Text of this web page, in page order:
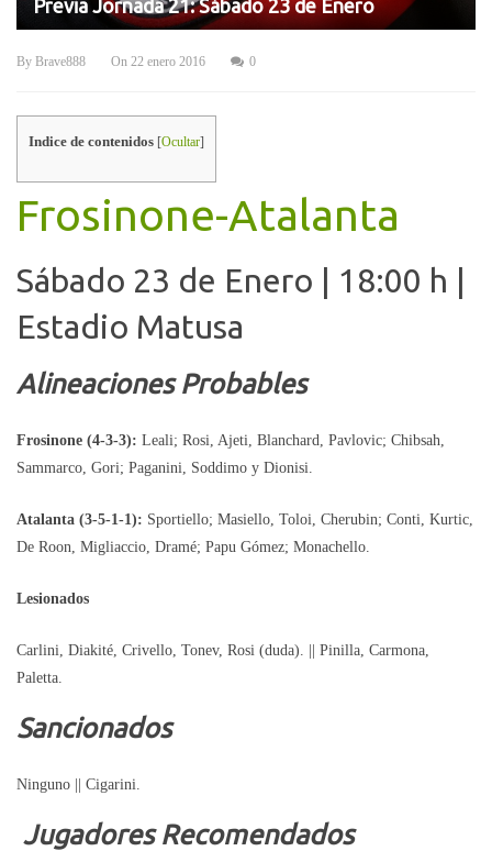
Previa Jornada 21: Sábado 23 de Enero
By Brave888 On 22 enero 2016 0
Indice de contenidos [Ocultar]
Frosinone-Atalanta
Sábado 23 de Enero | 18:00 h |
Estadio Matusa
Alineaciones Probables
Frosinone (4-3-3): Leali; Rosi, Ajeti, Blanchard, Pavlovic; Chibsah,
Sammarco, Gori; Paganini, Soddimo y Dionisi.
Atalanta (3-5-1-1): Sportiello; Masiello, Toloi, Cherubin; Conti, Kurtic,
De Roon, Migliaccio, Dramé; Papu Gómez; Monachello.
Lesionados
Carlini, Diakité, Crivello, Tonev, Rosi (duda). || Pinilla, Carmona,
Paletta.
Sancionados
Ninguno || Cigarini.
Jugadores Recomendados